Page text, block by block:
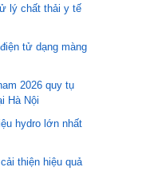
lý chất thải y tế
tử dạng màng
2026 quy tụ
Hà Nội
hydro lớn nhất
thiện hiệu quả